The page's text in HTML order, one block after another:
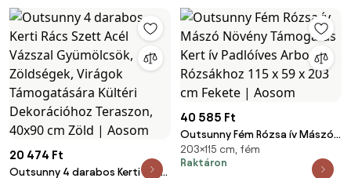
20 474 Ft
Outsunny 4 darabos Kerti Rács
40 585 Ft
Outsunny Fém Rózsa ív Mászó
Növény Támogatás Kert ív
Padlóíves Arbor Rózsákhoz 115 x
203×115 cm, fém
Raktáron